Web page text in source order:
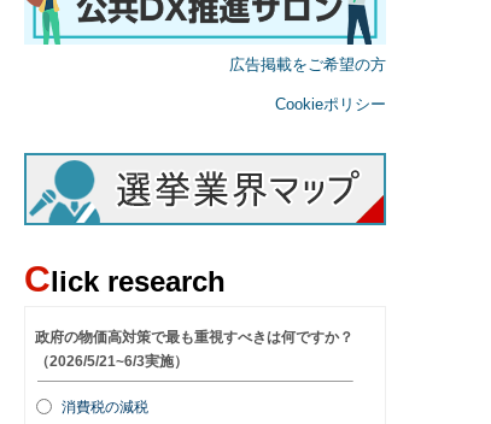
広告掲載をご希望の方
Cookieポリシー
Click research